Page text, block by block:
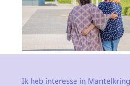
Ik heb interesse in Mantelkring